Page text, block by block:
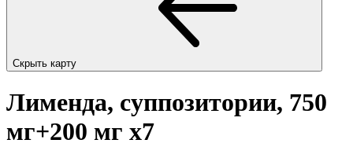
Скрыть карту
Лименда, суппозитории, 750
мг+200 мг x7